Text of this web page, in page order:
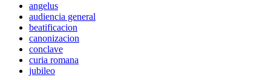
angelus
audiencia general
beatificacion
canonizacion
conclave
curia romana
jubileo